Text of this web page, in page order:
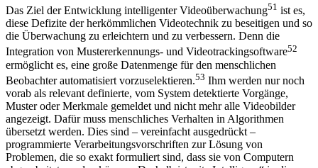
Das Ziel der Entwicklung intelligenter Videoüberwachung51 ist es,
diese Defizite der herkömmlichen Videotechnik zu beseitigen und so
die Überwachung zu erleichtern und zu verbessern. Denn die
Integration von Mustererkennungs- und Videotrackingsoftware52
ermöglicht es, eine große Datenmenge für den menschlichen
Beobachter automatisiert vorzuselektieren.53 Ihm werden nur noch
vorab als relevant definierte, vom System detektierte Vorgänge,
Muster oder Merkmale gemeldet und nicht mehr alle Videobilder
angezeigt. Dafür muss menschliches Verhalten in Algorithmen
übersetzt werden. Dies sind – vereinfacht ausgedrückt –
programmierte Verarbeitungsvorschriften zur Lösung von
Problemen, die so exakt formuliert sind, dass sie von Computern